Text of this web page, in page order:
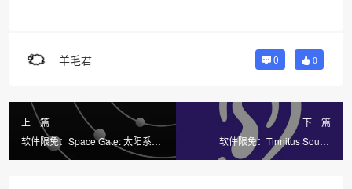
羊毛君 0 0
上一篇
软件限免：Space Gate: 太阳系和
宇宙模拟器 3D AR 天文
下一篇
软件限免：Tinnitus Sound
Therapy RngAway